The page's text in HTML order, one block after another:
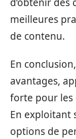
meilleures
de contenu.
En
avantages,
forte pour les
En exploitant
options de